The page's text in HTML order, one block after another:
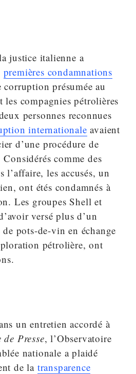
justice italienne a
premières condamnations
corruption présumée au
compagnies pétrolières
personnes reconnues
internationale avaient
d’une procédure de
comme des
l’affaire, les accusés, un
ont étés condamnés à
Les groupes Shell et
versé plus d’un
pots-de-vin en échange
pétrolière, ont
un entretien accordé à
Presse, l’Observatoire
nationale a plaidé
de la transparence